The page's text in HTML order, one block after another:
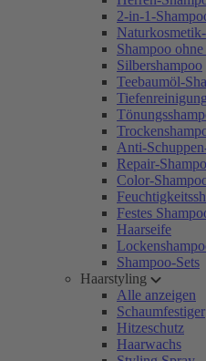
2-in-1-
Shampoo
Silbershampoo
Teebaumöl-
Anti-
Repair-
Color-
Festes
Haarseife
Shampoo-Sets
Haarstyling
Alle anzeigen
Schaumfestiger
Hitzeschutz
Haarwachs